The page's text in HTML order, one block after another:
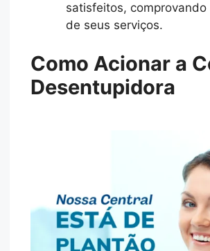
satisfeitos, comprovando
de seus serviços.
Como Acionar a
Desentupidora